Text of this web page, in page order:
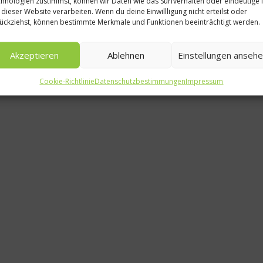
dieser Website verarbeiten. Wenn du deine Einwillligung nicht erteilst oder
können bestimmte Merkmale und Funktionen beeinträchtigt werden.
Akzeptieren Ablehnen Einstellungen
Cookie-RichtlinieDatenschutzbestimmungenImpressum